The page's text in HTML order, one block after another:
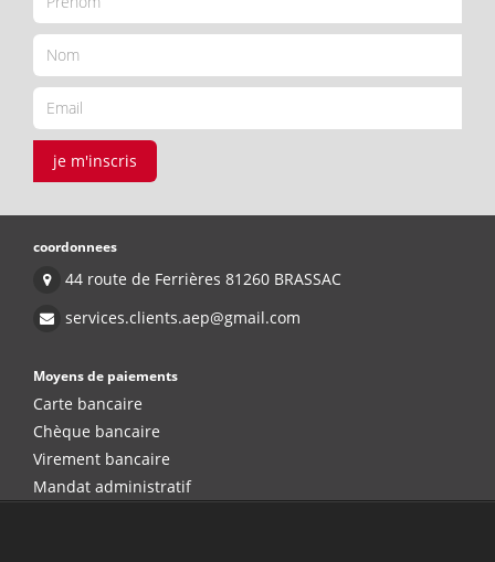
je m'inscris
coordonnees
44 route de Ferrières 81260 BRASSAC
services.clients.aep@gmail.com
Moyens de paiements
Carte bancaire
Chèque bancaire
Virement bancaire
Mandat administratif